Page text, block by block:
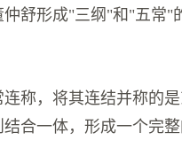
舒形成"三纲"和"五常"
称，将其连结并称的
合一体，形成一个完整